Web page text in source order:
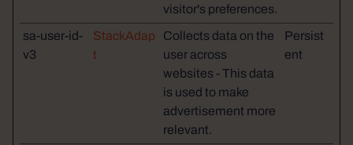
visitor's preferences.
sa-user-id-
v3
StackAdap
t
Collects data on the
user across
websites - This data
is used to make
advertisement more
relevant.
Persist
ent